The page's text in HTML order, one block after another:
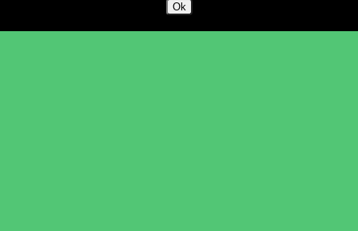
Ok